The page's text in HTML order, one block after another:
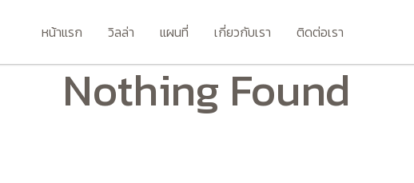
หน้าแรก วิลล่า แผนที่ เกี่ยวกับเรา ติดต่อเรา
Nothing Found